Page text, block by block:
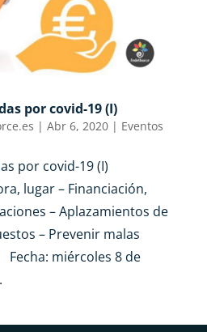
por covid-19 (I)
| Abr 6, 2020| Eventos
por covid-19 (I)
lugar – Financiación,
– Aplazamientos de
– Prevenir malas
miércoles 8 de